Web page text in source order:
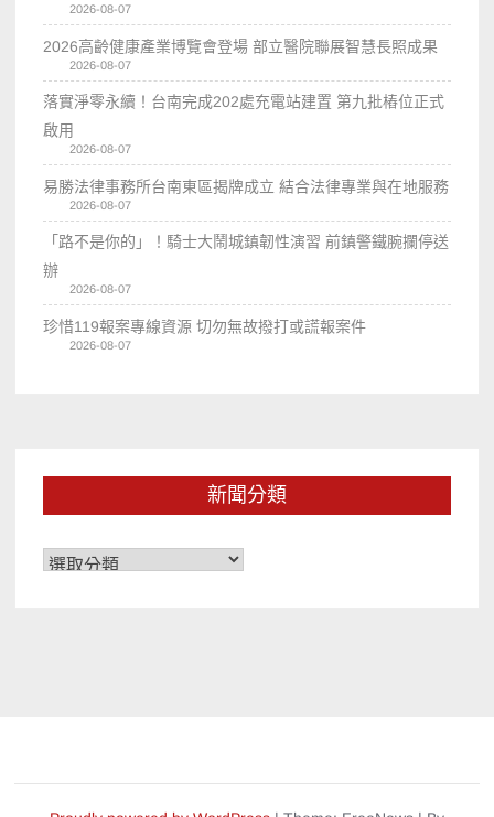
2026-08-07
2026高齡健康產業博覽會登場 部立醫院聯展智慧長照成果
2026-08-07
落實淨零永續！台南完成202處充電站建置 第九批樁位正式
啟用
2026-08-07
易勝法律事務所台南東區揭牌成立 結合法律專業與在地服務
2026-08-07
「路不是你的」！騎士大鬧城鎮韌性演習 前鎮警鐵腕攔停送
辦
2026-08-07
珍惜119報案專線資源 切勿無故撥打或謊報案件
2026-08-07
新聞分類
新